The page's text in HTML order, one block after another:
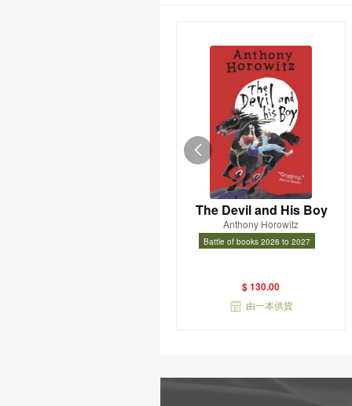
The Devil and His Boy
Anthony Horowitz
Battle of books 2026 to 2027
$ 130.00
由一本供貨